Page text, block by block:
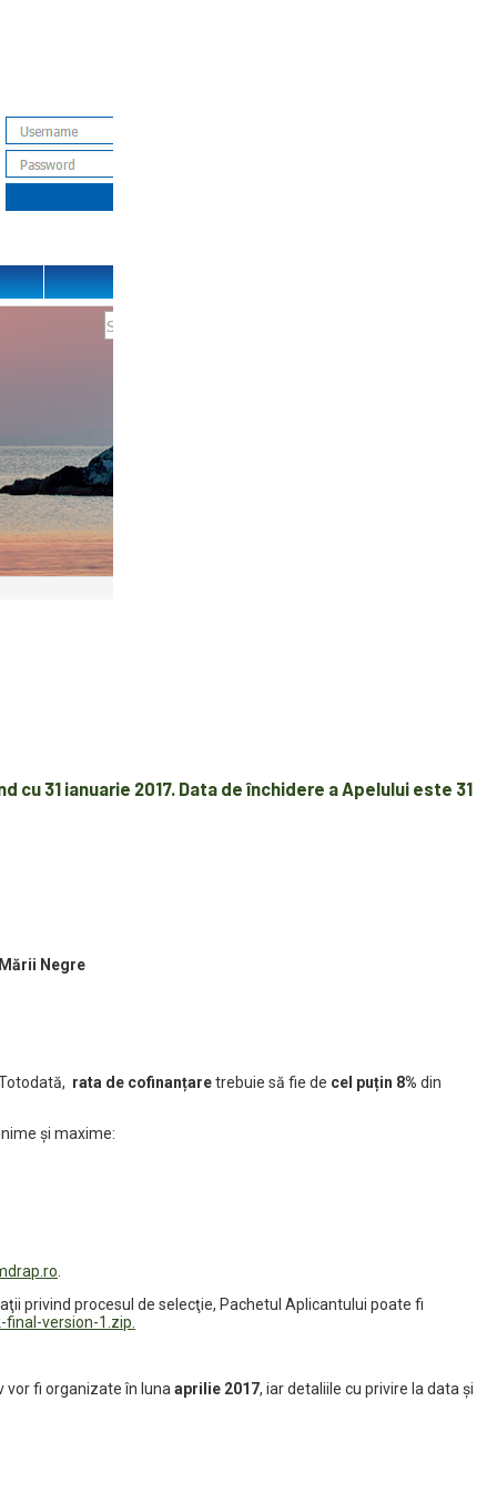
cu 31 ianuarie 2017. Data de închidere a Apelului este 31
Negre
rata de cofinanțaretrebuie să fie de cel puțin 8% din
și maxime:
privind procesul de selecţie, Pachetul Aplicantului poate fi
version-1.zip.
vor fi organizate în luna aprilie 2017, iar detaliile cu privire la data și